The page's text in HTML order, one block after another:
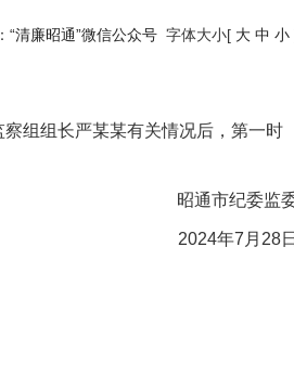
“清廉昭通”微信公众号 字体大小[ 大 中 小
组组长严某某有关情况后，第一时
昭通市纪委监
2024年7月28日